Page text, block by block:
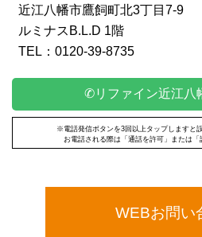
近江八幡市鷹飼町北3丁目7-9
ルミナスB.L.D 1階
TEL：0120-39-8735
✆リファイン近江八
※電話発信ボタンを3回以上タップしますと
お電話される際は「通話を許可」または「
WEBお問い